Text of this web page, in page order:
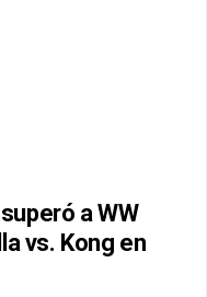
a WW
vs. Kong en